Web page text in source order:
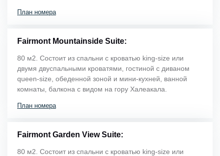
План номера
Fairmont Mountainside Suite:
80 м2. Состоит из спальни с кроватью king-size или
двумя двуспальными кроватями, гостиной с диваном
queen-size, обеденной зоной и мини-кухней, ванной
комнаты, балкона с видом на гору Халеакала.
План номера
Fairmont Garden View Suite:
80 м2. Состоит из спальни с кроватью king-size или